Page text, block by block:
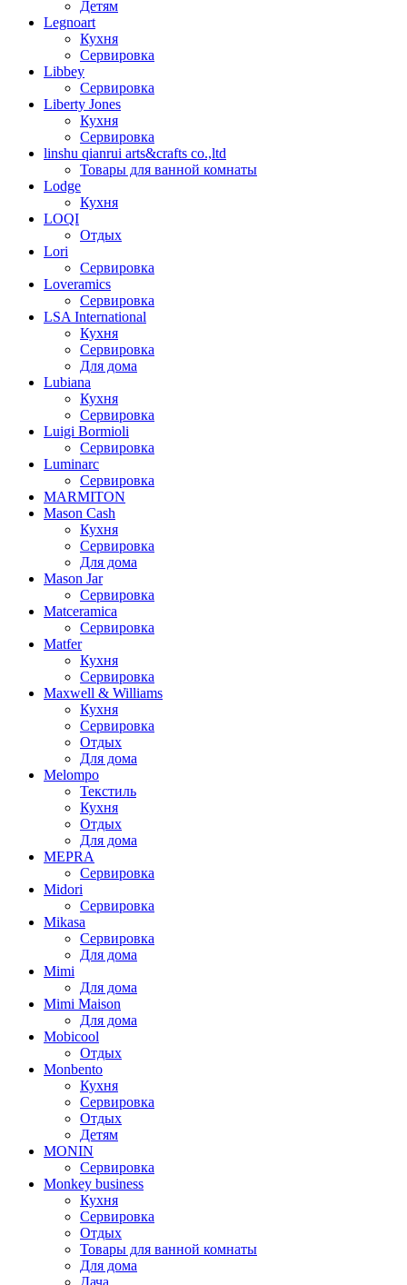
Детям
Legnoart
Кухня
Сервировка
Libbey
Сервировка
Liberty Jones
Кухня
Сервировка
linshu qianrui arts&crafts co.,ltd
Товары для ванной комнаты
Lodge
Кухня
LOQI
Отдых
Lori
Сервировка
Loveramics
Сервировка
LSA International
Кухня
Сервировка
Для дома
Lubiana
Кухня
Сервировка
Luigi Bormioli
Сервировка
Luminarc
Сервировка
MARMITON
Mason Cash
Кухня
Сервировка
Для дома
Mason Jar
Сервировка
Matceramica
Сервировка
Matfer
Кухня
Сервировка
Maxwell & Williams
Кухня
Сервировка
Отдых
Для дома
Melompo
Текстиль
Кухня
Отдых
Для дома
MEPRA
Сервировка
Midori
Сервировка
Mikasa
Сервировка
Для дома
Mimi
Для дома
Mimi Maison
Для дома
Mobicool
Отдых
Monbento
Кухня
Сервировка
Отдых
Детям
MONIN
Сервировка
Monkey business
Кухня
Сервировка
Отдых
Товары для ванной комнаты
Для дома